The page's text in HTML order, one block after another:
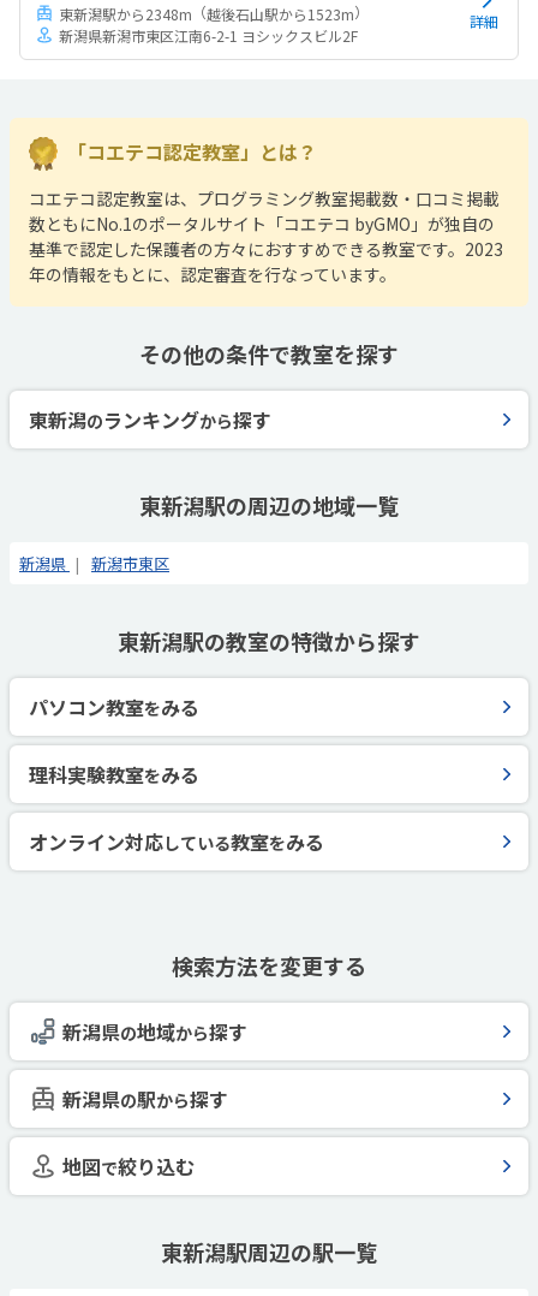
東新潟駅から2348m （越後石山駅から1523m）
新潟県新潟市東区江南6-2-1 ヨシックスビル2F
詳細
「コエテコ認定教室」とは？
コエテコ認定教室は、プログラミング教室掲載数・口コミ掲載
数ともにNo.1のポータルサイト「コエテコ byGMO」が独自の
基準で認定した保護者の方々におすすめできる教室です。2023
年の情報をもとに、認定審査を行なっています。
その他の条件で教室を探す
東新潟のランキングから探す
東新潟駅の周辺の地域一覧
新潟県 新潟市東区
東新潟駅の教室の特徴から探す
パソコン教室をみる
理科実験教室をみる
オンライン対応している教室をみる
検索方法を変更する
新潟県の地域から探す
新潟県の駅から探す
地図で絞り込む
東新潟駅周辺の駅一覧